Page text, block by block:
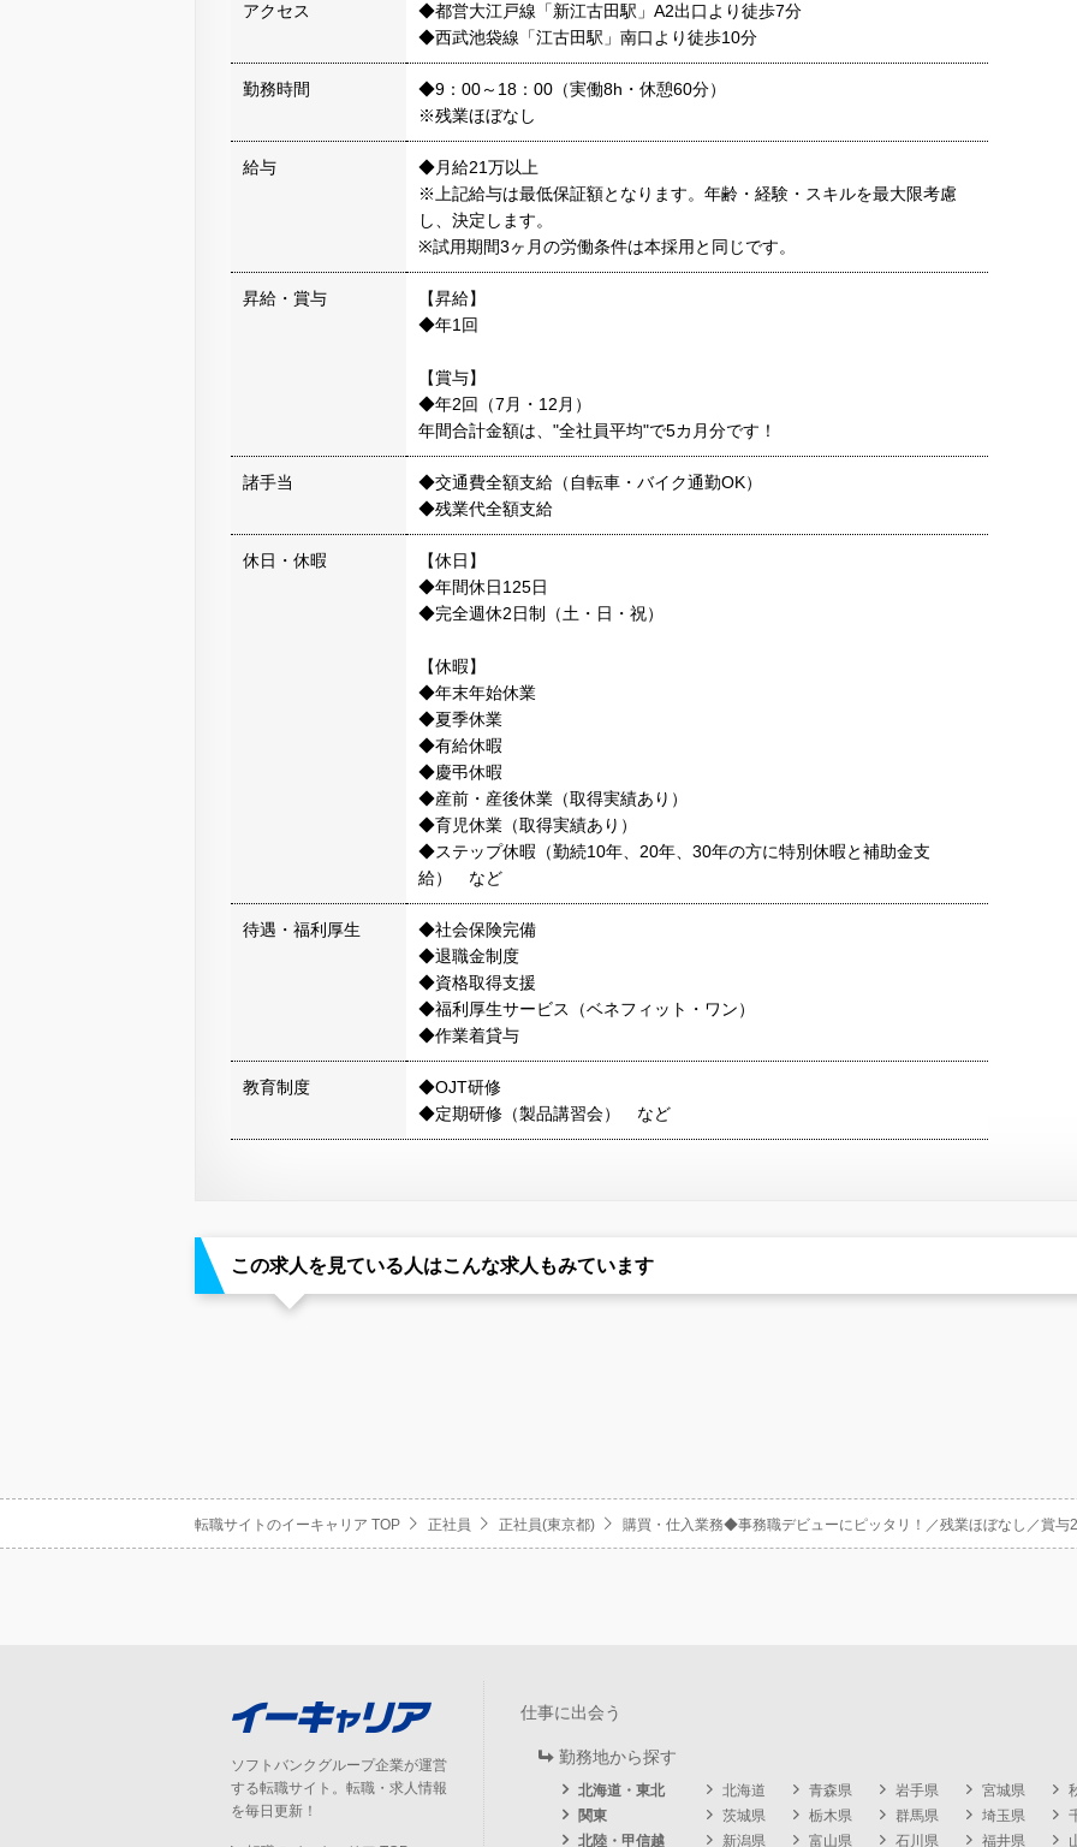
アクセス
◆都営大江戸線「新江古田駅」A2出口より徒歩7分
◆西武池袋線「江古田駅」南口より徒歩10分
勤務時間
◆9：00～18：00（実働8h・休憩60分）
※残業ほぼなし
給与
◆月給21万以上
※上記給与は最低保証額となります。年齢・経験・スキルを最大限考慮
し、決定します。
※試用期間3ヶ月の労働条件は本採用と同じです。
昇給・賞与
【昇給】
◆年1回
【賞与】
◆年2回（7月・12月）
年間合計金額は、"全社員平均"で5カ月分です！
諸手当
◆交通費全額支給（自転車・バイク通勤OK）
◆残業代全額支給
休日・休暇
【休日】
◆年間休日125日
◆完全週休2日制（土・日・祝）
【休暇】
◆年末年始休業
◆夏季休業
◆有給休暇
◆慶弔休暇
◆産前・産後休業（取得実績あり）
◆育児休業（取得実績あり）
◆ステップ休暇（勤続10年、20年、30年の方に特別休暇と補助金支
給） など
待遇・福利厚生
◆社会保険完備
◆退職金制度
◆資格取得支援
◆福利厚生サービス（ベネフィット・ワン）
◆作業着貸与
教育制度
◆OJT研修
◆定期研修（製品講習会） など
この求人を見ている人はこんな求人もみています
転職サイトのイーキャリア TOP 正社員 正社員(東京都) 購買・仕入業務◆事務職デビューにピッタリ！／残業ほぼなし／賞
ソフトバンクグループ企業が運営
する転職サイト。転職・求人情報
を毎日更新！
仕事に出会う
勤務地から探す
北海道・東北 北海道 青森県 岩手県 宮城県
関東
茨城県 栃木県 群馬県 埼玉県
北陸・甲信越
新潟県 富山県 石川県 福井県